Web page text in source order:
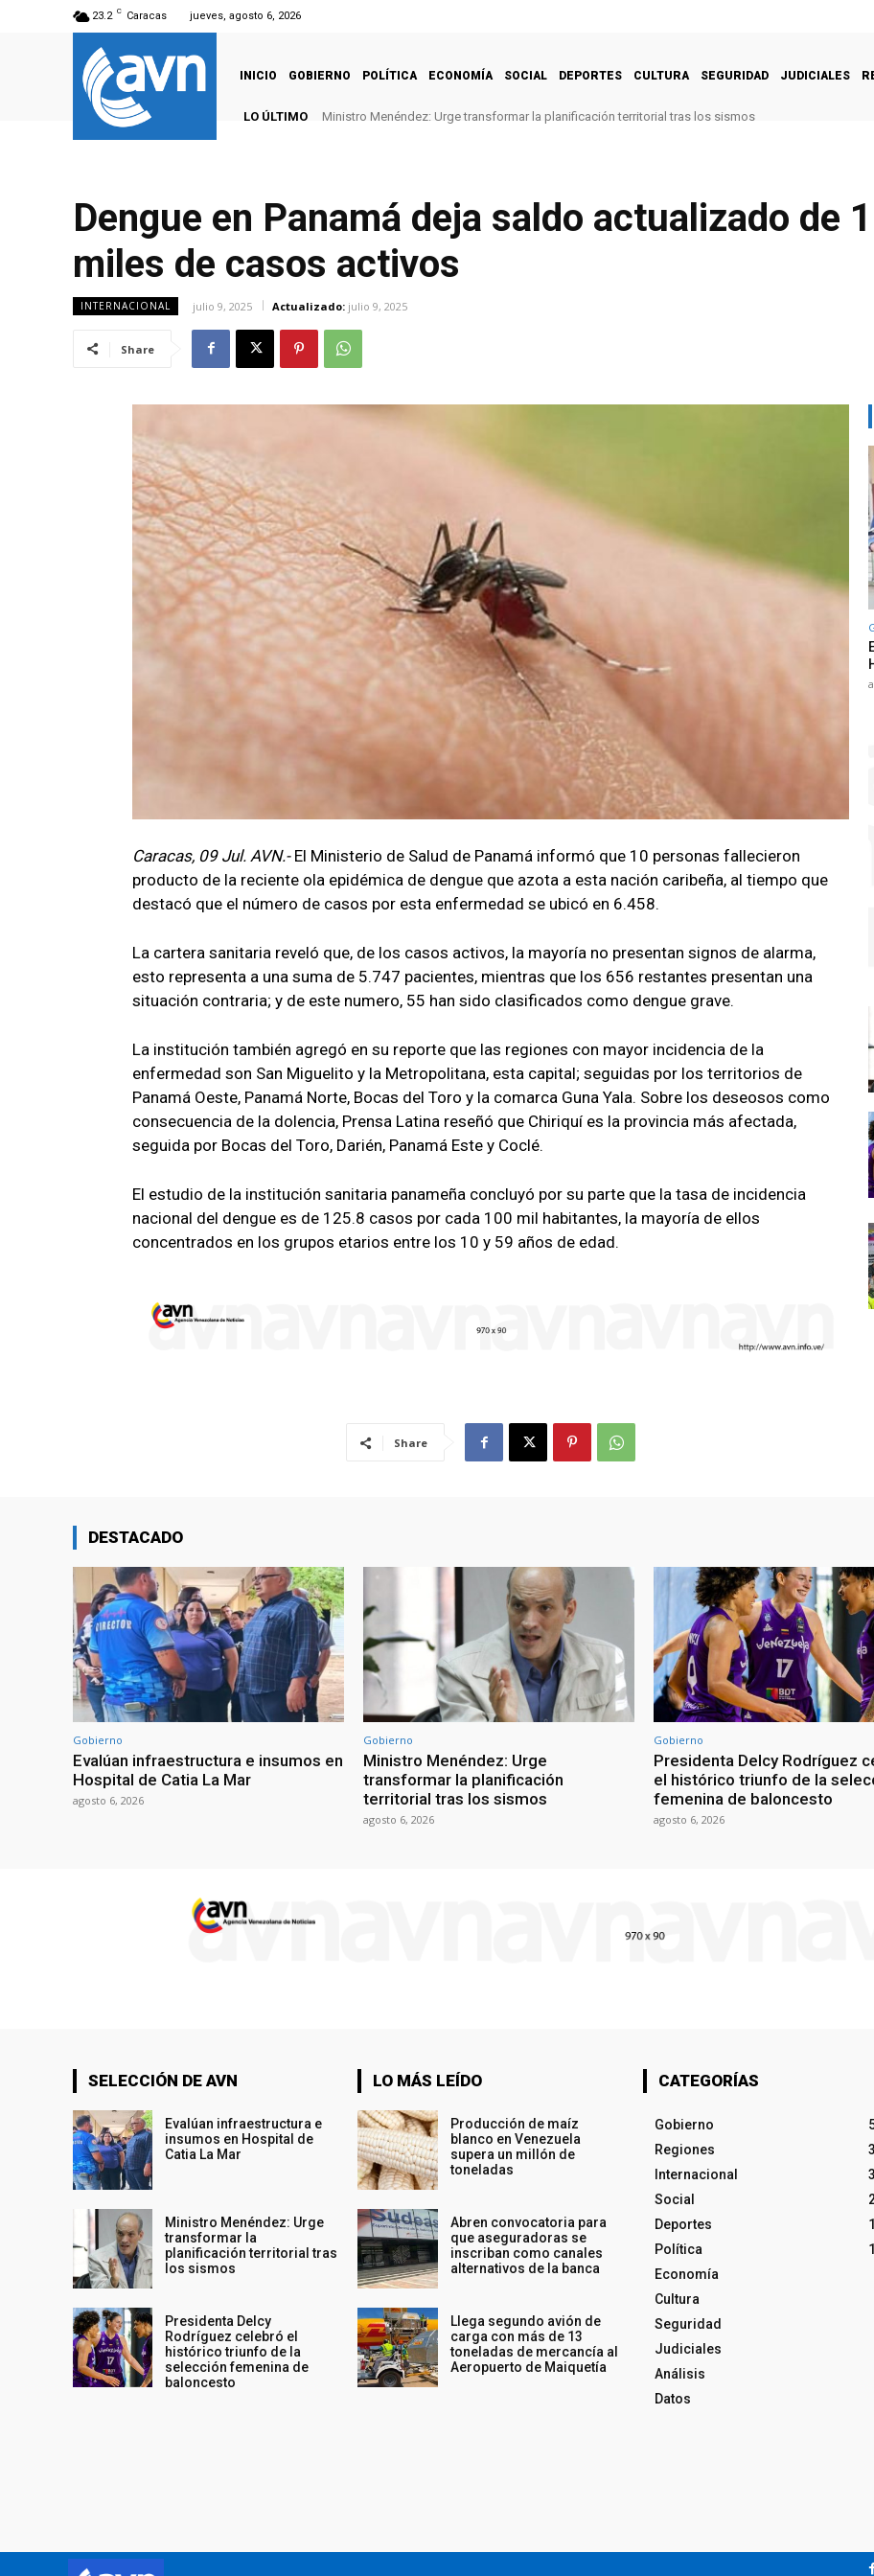
23.2 C Caracas jueves, agosto 6, 2026
INICIO GOBIERNO POLÍTICA ECONOMÍA SOCIAL DEPORTES CULTURA SEGURIDAD JUDICIALES
LO ÚLTIMO Ministro Menéndez: Urge transformar la planificación territorial tras los sismos
Dengue en Panamá deja saldo actualizado de
miles de casos activos
INTERNACIONAL julio 9, 2025 Actualizado: julio 9, 2025
Share
Caracas, 09 Jul. AVN.- El Ministerio de Salud de Panamá informó que 10 personas fallecieron
producto de la reciente ola epidémica de dengue que azota a esta nación caribeña, al tiempo que
destacó que el número de casos por esta enfermedad se ubicó en 6.458.
La cartera sanitaria reveló que, de los casos activos, la mayoría no presentan signos de alarma,
esto representa a una suma de 5.747 pacientes, mientras que los 656 restantes presentan una
situación contraria; y de este numero, 55 han sido clasificados como dengue grave.
La institución también agregó en su reporte que las regiones con mayor incidencia de la
enfermedad son San Miguelito y la Metropolitana, esta capital; seguidas por los territorios de
Panamá Oeste, Panamá Norte, Bocas del Toro y la comarca Guna Yala. Sobre los deseosos como
consecuencia de la dolencia, Prensa Latina reseñó que Chiriquí es la provincia más afectada,
seguida por Bocas del Toro, Darién, Panamá Este y Coclé.
El estudio de la institución sanitaria panameña concluyó por su parte que la tasa de incidencia
nacional del dengue es de 125.8 casos por cada 100 mil habitantes, la mayoría de ellos
concentrados en los grupos etarios entre los 10 y 59 años de edad.
Share
DESTACADO
Gobierno
Evalúan infraestructura e insumos en
Hospital de Catia La Mar
agosto 6, 2026
Gobierno
Ministro Menéndez: Urge
transformar la planificación
territorial tras los sismos
agosto 6, 2026
Gobierno
Presidenta Delcy Rodríguez
el histórico triunfo de la
femenina de baloncesto
agosto 6, 2026
SELECCIÓN DE AVN
Evalúan infraestructura e
insumos en Hospital de
Catia La Mar
Ministro Menéndez: Urge
transformar la
planificación territorial tras
los sismos
Presidenta Delcy
Rodríguez celebró el
histórico triunfo de la
selección femenina de
baloncesto
LO MÁS LEÍDO
Producción de maíz
blanco en Venezuela
supera un millón de
toneladas
Abren convocatoria para
que aseguradoras se
inscriban como canales
alternativos de la banca
Llega segundo avión de
carga con más de 13
toneladas de mercancía al
Aeropuerto de Maiquetía
CATEGORÍAS
Gobierno
Regiones
Internacional
Social
Deportes
Política
Economía
Cultura
Seguridad
Judiciales
Análisis
Datos